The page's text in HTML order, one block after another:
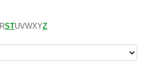
RSTUVWXYZ